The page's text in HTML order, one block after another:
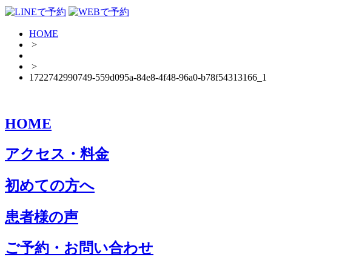
HOME
>
>
1722742990749-559d095a-84e8-4f48-96a0-b78f54313166_1
HOME
アクセス・料金
初めての方へ
患者様の声
ご予約・お問い合わせ